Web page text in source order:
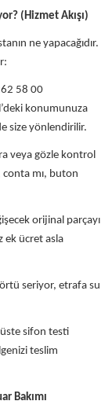
(Hizmet Akışı)
ne yapacağıdır.
58 00
konumunuza
size yönlendirilir.
veya gözle kontrol
conta mı, buton
orijinal parçayı
ek ücret asla
seriyor, etrafa su
üste sifon testi
teslim
Bakımı